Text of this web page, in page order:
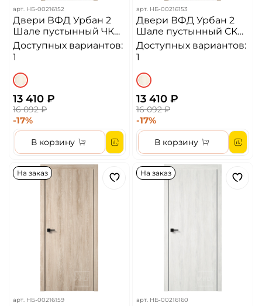
арт. НБ-00216152
Двери ВФД Урбан 2
Шале пустынный ЧК
ЧМ Алюминиевая
кромка ДГ
Доступных вариантов:
1
13 410 ₽
16 092 ₽
-17%
В корзину
арт. НБ-00216153
Двери ВФД Урбан 2
Шале пустынный СК
СМ Алюминиевая
кромка ДГ
Доступных вариантов:
1
13 410 ₽
16 092 ₽
-17%
В корзину
На заказ
арт. НБ-00216159
На заказ
арт. НБ-00216160